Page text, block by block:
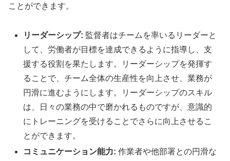
ことができます。
リーダーシップ: 監督者はチームを率いるリーダーと
して、労働者が目標を達成できるように指導し、支
援する役割を果たします。リーダーシップを発揮す
ることで、チーム全体の生産性を向上させ、業務が
円滑に進むようにします。リーダーシップのスキル
は、日々の業務の中で磨かれるものですが、意識的
にトレーニングを受けることでさらに向上させるこ
とができます。
コミュニケーション能力: 作業者や他部署との円滑な